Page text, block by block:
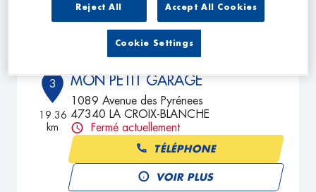
VOIR PLUS
3
19.36
km
MON PETIT GARAGE
1089 Avenue des Pyrénees
47340 LA CROIX-BLANCHE
Fermé actuellement
TÉLÉPHONE
VOIR PLUS
Reject All Accept All Cookies
Cookie Settings